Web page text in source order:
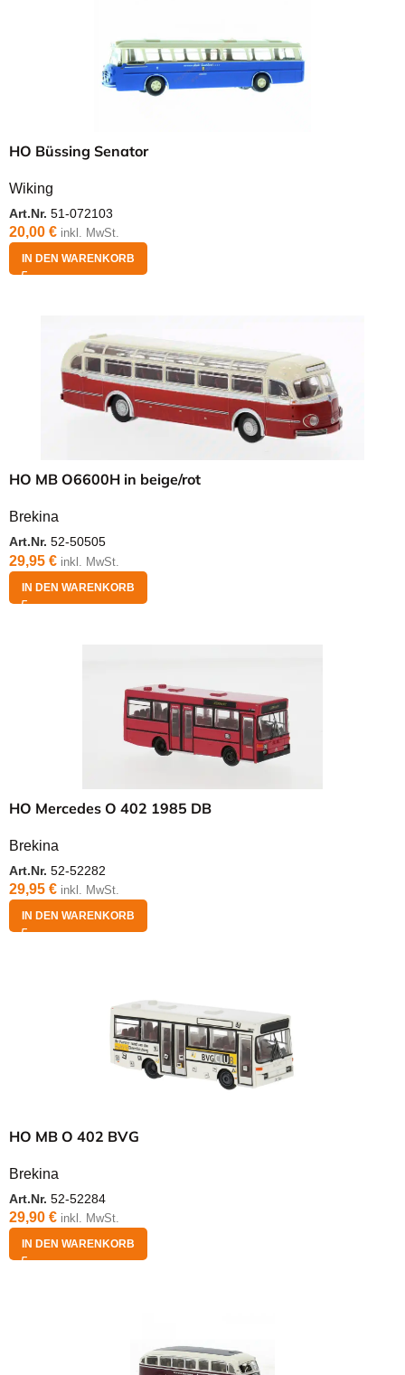
HO Büssing Senator
Wiking
Art.Nr. 51-072103
20,00 € inkl. MwSt.
IN DEN WARENKORB
HO MB O6600H in beige/rot
Brekina
Art.Nr. 52-50505
29,95 € inkl. MwSt.
IN DEN WARENKORB
HO Mercedes O 402 1985 DB
Brekina
Art.Nr. 52-52282
29,95 € inkl. MwSt.
IN DEN WARENKORB
HO MB O 402 BVG
Brekina
Art.Nr. 52-52284
29,90 € inkl. MwSt.
IN DEN WARENKORB